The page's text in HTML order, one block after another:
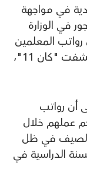
في مواجهة
في الوزارة
المعلمين
خلال أشهر الصيف المقبلة، بحسب ما كشفت "كان 11"،
أن رواتب
عملهم خلال
الصيف في ظل
الدراسية في